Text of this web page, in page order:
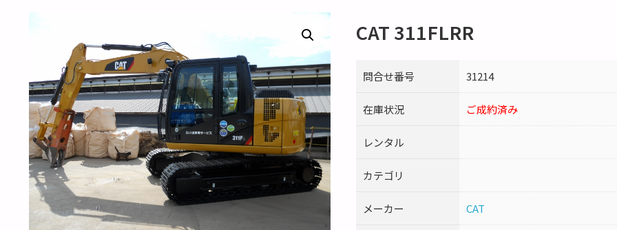
CAT 311FLRR
問合せ番号 31214
在庫状況 ご成約済み
レンタル
カテゴリ
メーカー CAT